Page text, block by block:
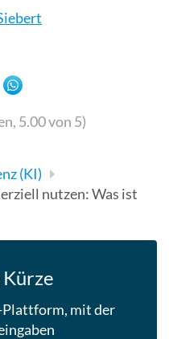
5.00von 5)
(KI)
nutzen: Was ist
mit der